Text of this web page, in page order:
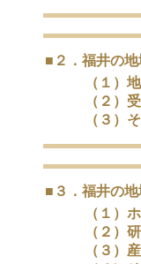
■２．福井の
（１）
（２）
（３）
■３．福井の
（１）
（２）
（３）